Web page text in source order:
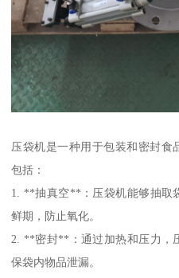
压袋机是一种用于包装和密封食
包括：
1. **抽真空**：压袋机能够抽取
鲜期，防止氧化。
2. **密封**：通过加热和压力，
保袋内物品泄漏。